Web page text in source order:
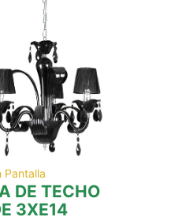
Pantalla
DE TECHO
3XE14